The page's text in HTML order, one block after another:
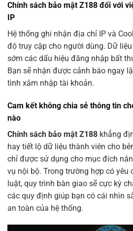
Chính sách bảo mật Z188 đối với
IP
Hệ thống ghi nhận địa chỉ IP và
độ truy cập cho người dùng. Dữ
sớm các dấu hiệu đăng nhập bất
Bạn sẽ nhận được cảnh báo ngay
tình xâm nhập tài khoản.
Cam kết không chia sẻ thông tin
nào
Chính sách bảo mật Z188 khẳng
hay tiết lộ dữ liệu thành viên cho
chỉ được sử dụng cho mục đích
vụ nội bộ. Trong trường hợp có yêu
luật, quy trình bàn giao sẽ cực kỳ
các quy định giúp bạn có cái nhìn
an toàn của hệ thống.